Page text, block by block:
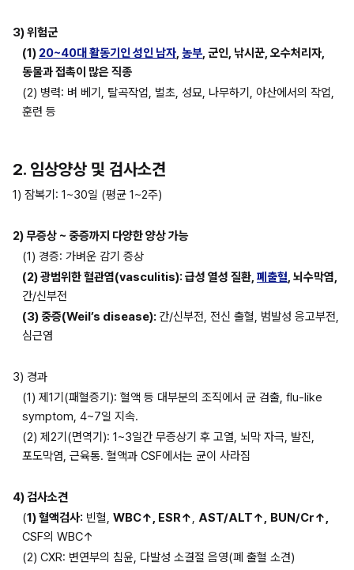
3) 위험군
(1) 20~40대 활동기인 성인 남자, 농부, 군인, 낚시꾼, 오수처리자,
동물과 접촉이 많은 직종
(2) 병력: 벼 베기, 탈곡작업, 벌초, 성묘, 나무하기, 야산에서의 작업,
훈련 등
2. 임상양상 및 검사소견
1) 잠복기: 1~30일 (평균 1~2주)
2) 무증상 ~ 중증까지 다양한 양상 가능
(1) 경증: 가벼운 감기 증상
(2) 광범위한 혈관염(vasculitis): 급성 열성 질환, 폐출혈 , 뇌수막염,
간/신부전
(3) 중증(Weil’s disease): 간/신부전, 전신 출혈, 범발성 응고부전,
심근염
3) 경과
(1) 제1기(패혈증기): 혈액 등 대부분의 조직에서 균 검출, flu-like
symptom, 4~7일 지속.
(2) 제2기(면역기): 1~3일간 무증상기 후 고열, 뇌막 자극, 발진,
포도막염, 근육통. 혈액과 CSF에서는 균이 사라짐
4) 검사소견
(1) 혈액검사: 빈혈, WBC↑, ESR↑ AST/ALT↑,
BUN/Cr↑,
CSF의 WBC↑
(2) CXR: 변연부의 침윤, 다발성 소결절 음영(폐 출혈 소견)